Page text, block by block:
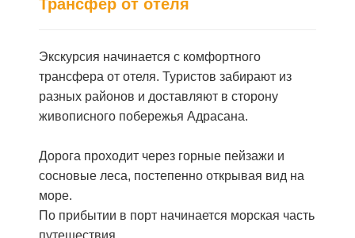
Трансфер от отеля
Экскурсия начинается с комфортного
трансфера от отеля. Туристов забирают из
разных районов и доставляют в сторону
живописного побережья Адрасана.
Дорога проходит через горные пейзажи и
сосновые леса, постепенно открывая вид на
море.
По прибытии в порт начинается морская часть
путешествия.